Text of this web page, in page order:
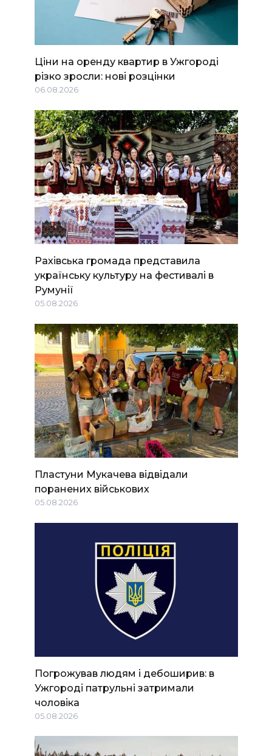
Ціни на оренду квартир в Ужгороді
різко зросли: нові розцінки
06.08.2026
Рахівська громада представила
українську культуру на фестивалі в
Румунії
05.08.2026
Пластуни Мукачева відвідали
поранених військових
05.08.2026
Погрожував людям і дебоширив: в
Ужгороді патрульні затримали
чоловіка
05.08.2026